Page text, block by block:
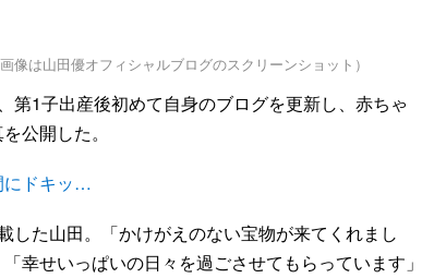
像は山田優オフィシャルブログのスクリーンショット）
第1子出産後初めて自身のブログを更新し、赤ちゃ
公開した。
にドキッ…
た山田。「かけがえのない宝物が来てくれまし
幸せいっぱいの日々を過ごさせてもらっています」